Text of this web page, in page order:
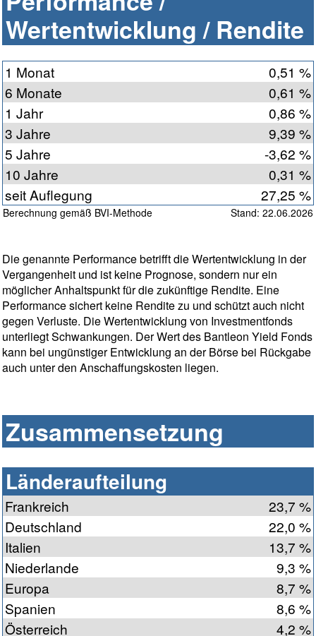
Wertentwicklung / Rendite
1 Monat
0,51 %
6 Monate
0,61 %
1 Jahr
0,86 %
3 Jahre
9,39 %
5 Jahre
-3,62 %
10 Jahre
0,31 %
seit Auflegung
27,25 %
Berechnung gemäß BVI-Methode Stand: 22.06.2026
Die genannte Performance betrifft die Wertentwicklung in der
Vergangenheit und ist keine Prognose, sondern nur ein
möglicher Anhaltspunkt für die zukünftige Rendite. Eine
Performance sichert keine Rendite zu und schützt auch nicht
gegen Verluste. Die Wertentwicklung von Investmentfonds
unterliegt Schwankungen. Der Wert des Bantleon Yield Fonds
kann bei ungünstiger Entwicklung an der Börse bei Rückgabe
auch unter den Anschaffungskosten liegen.
Zusammensetzung
Länderaufteilung
Frankreich
23,7 %
Deutschland
22,0 %
Italien
13,7 %
Niederlande
9,3 %
Europa
8,7 %
Spanien
8,6 %
Österreich
4,2 %